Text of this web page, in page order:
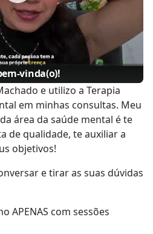
vinda(o)!
e utilizo a Terapia
em minhas consultas. Meu
área da saúde mental é te
de qualidade, te auxiliar a
objetivos!
e tirar as suas dúvidas
APENAS com sessões